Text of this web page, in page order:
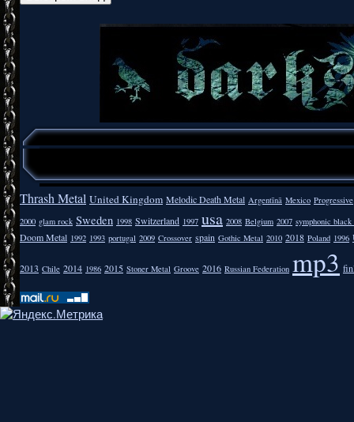
Thrash Metal United Kingdom Melodic Death Metal Argentīnā Mexico Progressive
2000 glam rock Sweden 1998 Switzerland 1997 usa 2008 Belgium 2007 symphonic
Doom Metal 1992 1993 portugal 2009 Crossover spain Gothic Metal 2010 2018 Poland 1996
2013 Chile 2014 1986 2015 Stoner Metal Groove 2016 Russian Federation mp3